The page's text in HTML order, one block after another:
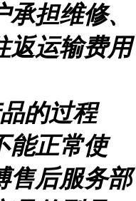
担维修、
返运输费用
的过程
能正常使
售后服务部